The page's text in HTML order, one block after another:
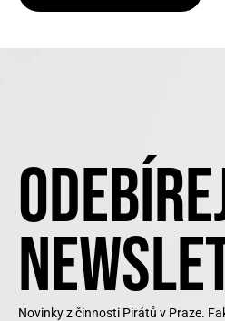
Novinky z činnosti Pirátů v Praze.